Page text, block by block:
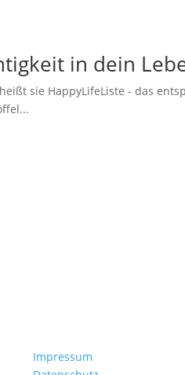
in dein
sie HappyLifeListe - das
Impressum